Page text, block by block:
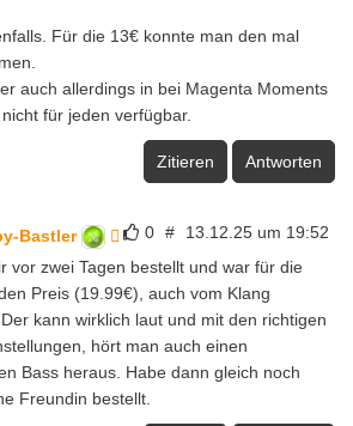
Für die 13€ konnte man den mal
auch allerdings in bei Magenta Moments
für jeden verfügbar.
Zitieren Antworten
0 # 13.12.25 um 19:52
Bastler
vor zwei Tagen bestellt und war für die
Preis (19.99€), auch vom Klang
kann wirklich laut und mit den richtigen
hört man auch einen
Bass heraus. Habe dann gleich noch
Freundin bestellt.